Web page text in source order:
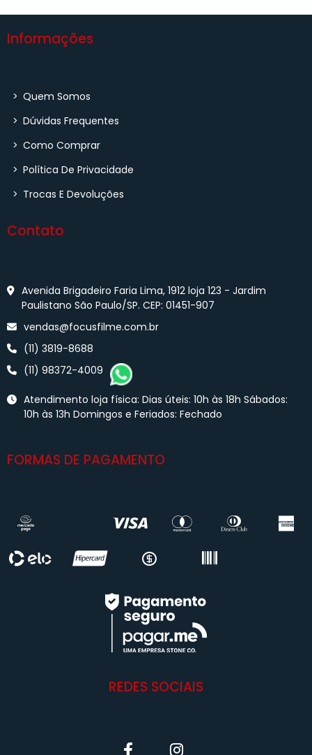
Informações
> Quem Somos
> Dúvidas Frequentes
> Como Comprar
> Política De Privacidade
> Trocas E Devoluções
Contato
Avenida Brigadeiro Faria Lima, 1912 loja 123 - Jardim
Paulistano São Paulo/SP. CEP: 01451-907
vendas@focusfilme.com.br
(11) 3819-8688
(11) 98372-4009
Atendimento loja física: Dias úteis: 10h às 18h Sábados:
10h às 13h Domingos e Feriados: Fechado
FORMAS DE PAGAMENTO
REDES SOCIAIS